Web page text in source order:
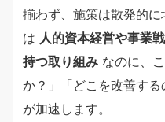
揃わず、施策は散発的
は 人的資本経営や事業
持つ取り組み なのに、
か？」「どこを改善す
が加速します。